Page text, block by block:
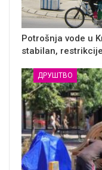
Potrošnja vode u
stabilan,
ДРУШТВО